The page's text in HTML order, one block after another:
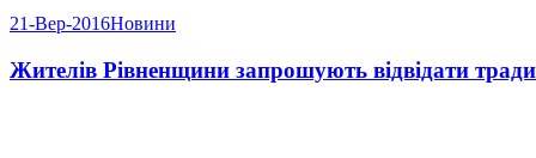
21-Вер-2016Новини
Жителів Рівненщини запрошують відвідати